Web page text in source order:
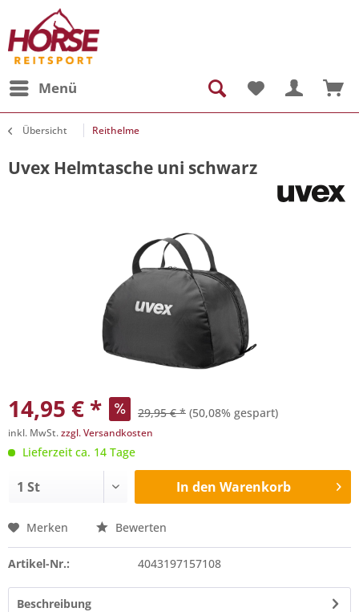
Menü
Übersicht Reithelme
Uvex Helmtasche uni schwarz
14,95 € * 29,95 € * (50,08% gespart)
inkl. MwSt.zzgl. Versandkosten
Lieferzeit ca. 14 Tage
In den Warenkorb
Merken Bewerten
Artikel-Nr.: 4043197157108
Beschreibung